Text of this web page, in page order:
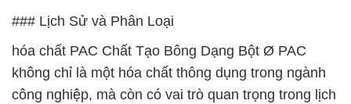
### Lịch Sử và Phân Loại
hóa chất PAC Chất Tạo Bông Dạng Bột Ø PAC
không chỉ là một hóa chất thông dụng trong ngành
công nghiệp, mà còn có vai trò quan trọng trong lịch